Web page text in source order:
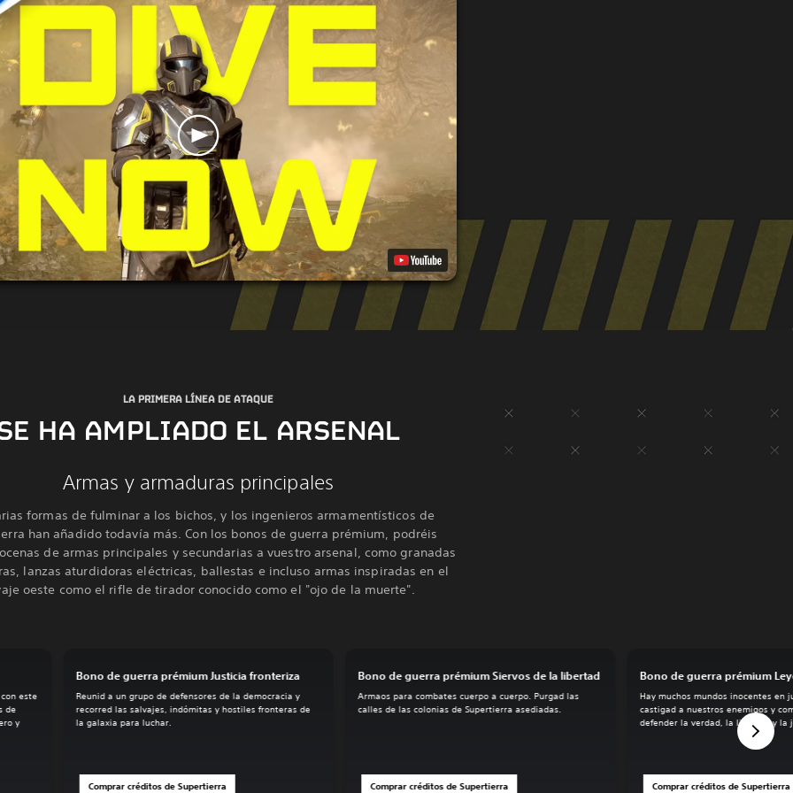
LA PRIMERA LÍNEA DE ATAQUE
HA AMPLIADO EL ARSENAL
Armas y armaduras principales
formas de fulminar a los bichos, y los ingenieros armamentísticos de
han añadido todavía más. Con los bonos de guerra prémium, podréis
de armas principales y secundarias a vuestro arsenal, como granadas
lanzas aturdidoras eléctricas, ballestas e incluso armas inspiradas en el
oeste como el rifle de tirador conocido como el "ojo de la muerte".
Bono de guerra prémium Justicia fronteriza
Reunid a un grupo de defensores de la democracia y
recorred las salvajes, indómitas y hostiles fronteras de
la galaxia para luchar.
Comprar créditos de Supertierra
Bono de guerra prémium Siervos de la libertad
Armaos para combates cuerpo a cuerpo. Purgad las
calles de las colonias de Supertierra asediadas.
Comprar créditos de Supertierra
Bono de guerra prémium
Hay muchos mundos inocentes en
castigad a nuestros enemigos y
defender la verdad, la libertad y la
Comprar créditos de Supertierra
este
de
y